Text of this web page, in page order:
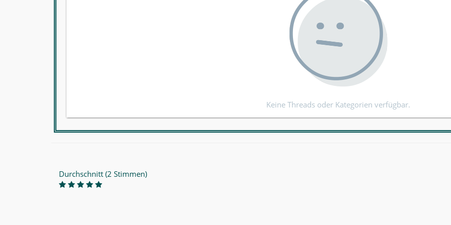
Keine Threads oder Kategorien verfügbar.
Durchschnitt (2 Stimmen)